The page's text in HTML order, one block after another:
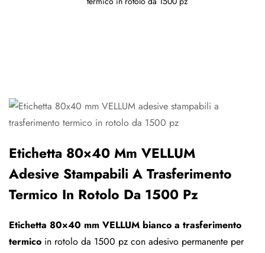
Etichetta 80×40 Mm VELLUM
Adesive Stampabili A Trasferimento
Termico In Rotolo Da 1500 Pz
Etichetta 80×40 mm VELLUM bianco a trasferimento
termico in rotolo da 1500 pz con adesivo permanente per